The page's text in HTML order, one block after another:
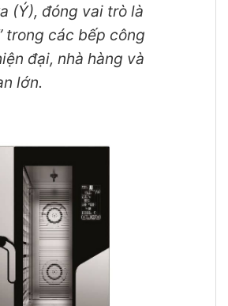
(Ý), đóng vai trò là
trong các bếp công
đại, nhà hàng và
lớn.